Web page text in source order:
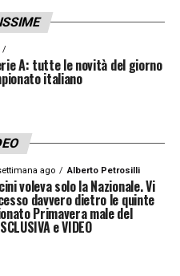
A: tutte le novità del giorno
italiano
ago Alberto Petrosilli
voleva solo la Nazionale. Vi
davvero dietro le quinte
Primavera male del
e VIDEO